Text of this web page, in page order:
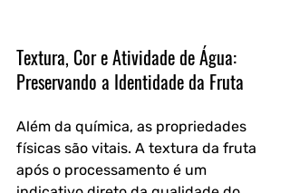
Textura, Cor e Atividade de Água:
Preservando a Identidade da Fruta
Além da química, as propriedades
físicas são vitais. A textura da fruta
após o processamento é um